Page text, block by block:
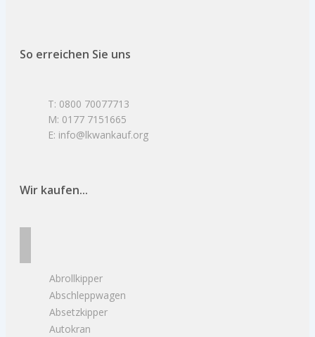
So erreichen Sie uns
T: 0800 70077713
M: 0177 7151665
E: info@lkwankauf.org
Wir kaufen...
Abrollkipper
Abschleppwagen
Absetzkipper
Autokran